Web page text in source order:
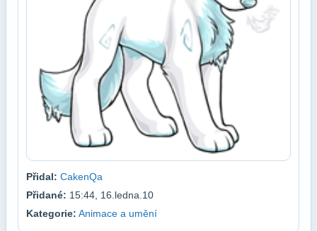
Přidal: CakenQa
Přidané: 15:44, 16.ledna.10
Kategorie: Animace a umění